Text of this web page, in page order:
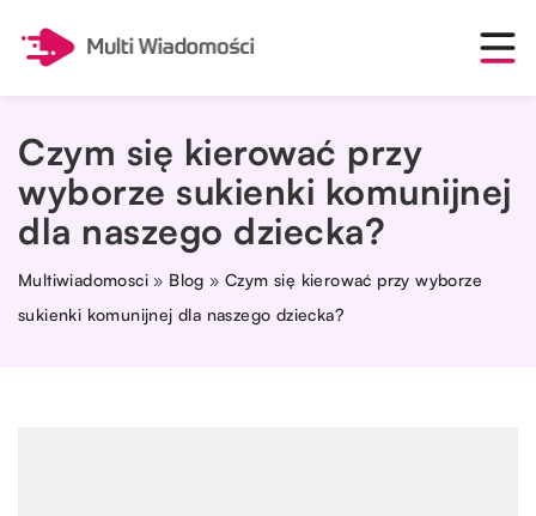
Czym się kierować przy
wyborze sukienki komunijnej
dla naszego dziecka?
Multiwiadomosci » Blog »Czym się kierować przy wyborze
sukienki komunijnej dla naszego dziecka?